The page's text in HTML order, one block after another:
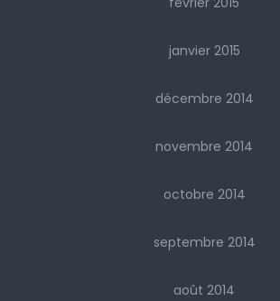
janvier 2015
décembre 2014
novembre 2014
octobre 2014
septembre 2014
août 2014